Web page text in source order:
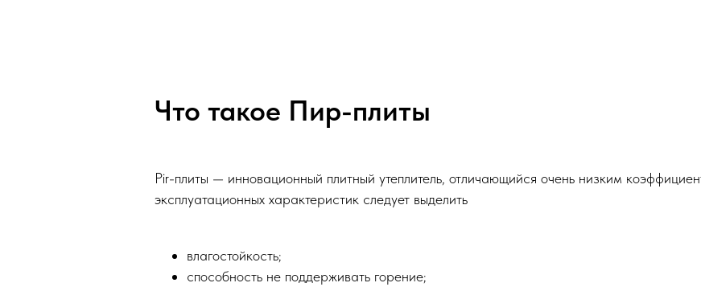
Что такое Пир-плиты
Pir-плиты — инновационный плитный утеплитель, отличающийся очень низким
эксплуатационных характеристик следует выделить
влагостойкость;
способность не поддерживать горение;